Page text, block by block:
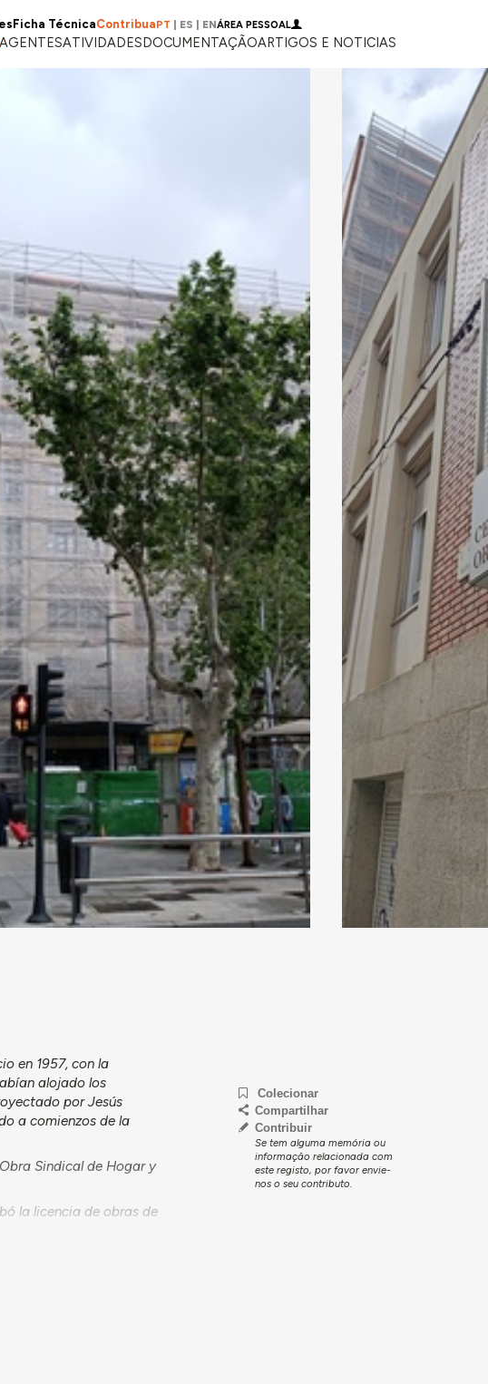
Ficha TécnicaContribuaPT ES ENÁREA PESSOAL
AGENTESATIVIDADESDOCUMENTAÇÃOARTIGOS E NOTICIAS
en 1957, con la
alojado los
por Jesús
a comienzos de la
Sindical de Hogar y
la licencia de obras de
Colecionar
Compartilhar
Contribuir
Se tem alguma memória ou
informação relacionada com
este registo, por favor envie-
nos o seu contributo.